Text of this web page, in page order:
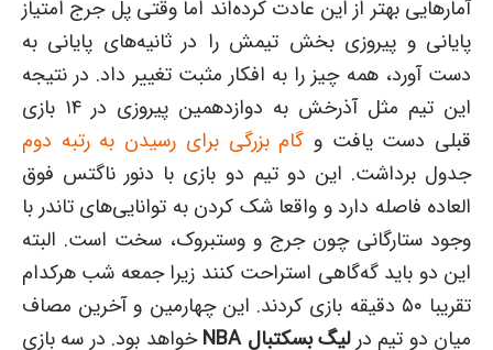
آمارهایی بهتر از این عادت کرده‌اند اما وقتی پل جرج امتیاز
پایانی و پیروزی بخش تیمش را در ثانیه‌های پایانی به
دست آورد، همه چیز را به افکار مثبت تغییر داد. در نتیجه
این تیم مثل آذرخش به دوازدهمین پیروزی در ۱۴ بازی
قبلی دست یافت و گام بزرگی برای رسیدن به رتبه دوم
جدول برداشت. این دو تیم دو بازی با دنور ناگتس فوق
العاده فاصله دارد و واقعا شک کردن به توانایی‌های تاندر با
وجود ستارگانی چون جرج و وستبروک، سخت است. البته
این دو باید گه‌گاهی استراحت کنند زیرا جمعه شب هرکدام
تقریبا ۵۰ دقیقه بازی کردند. این چهارمین و آخرین مصاف
میان دو تیم در لیگ بسکتبال NBA
خواهد بود. در سه بازی